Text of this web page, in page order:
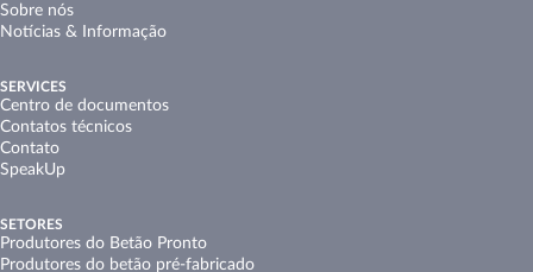
Sobre nós
Notícias & Informação
SERVICES
Centro de documentos
Contatos técnicos
Contato
SpeakUp
SETORES
Produtores do Betão Pronto
Produtores do betão pré-fabricado